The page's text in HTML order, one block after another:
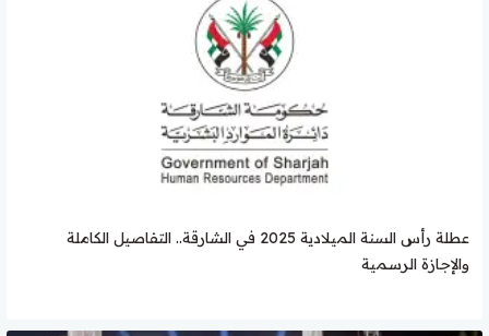
عطلة رأس السنة الميلادية 2025 في الشارقة.. التفاصيل الكاملة
والإجازة الرسمية